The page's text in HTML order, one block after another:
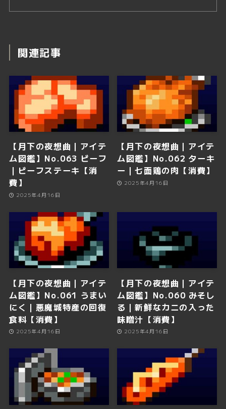
関連記事
【月下の夜想曲｜アイテ
ム図鑑】No.063 ビーフ
｜ビーフステーキ【消
費】
2025年4月16日
【月下の夜想曲｜アイテ
ム図鑑】No.062 ターキ
ー｜七面鶏の肉【消費】
2025年4月16日
【月下の夜想曲｜アイテ
ム図鑑】No.061 うまい
にく｜悪魔城特産の回復
食料【消費】
2025年4月16日
【月下の夜想曲｜アイテ
ム図鑑】No.060 みそし
る｜新鮮なカニの入った
味噌汁【消費】
2025年4月16日